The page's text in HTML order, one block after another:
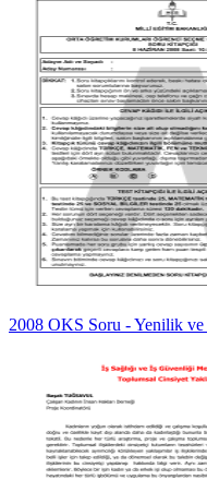
2008 OKS Soru - Yenilik